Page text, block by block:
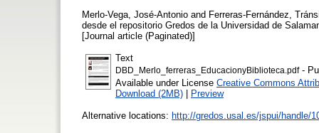
Merlo-Vega, José-Antonio and Ferreras-Fernández,
desde el repositorio Gredos de la Universidad de
[Journal article (Paginated)]
Text
DBD_Merlo_ferreras_EducacionyBiblioteca.pdf-
Available under License Creative Commons
Download (2MB) | Preview
Alternative locations: http://gredos.usal.es/jspui/handle/